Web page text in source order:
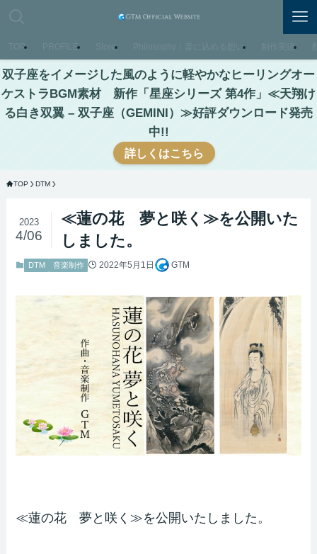
TOP PROFILE Store Philosophy｜音に込める想い 制作実績
双子座をイメージした風のように軽やかなヒーリングオー
ケストラBGM素材 新作「星座シリーズ 第4作」≪天翔け
る白き双翼 – 双子座（GEMINI）≫好評ダウンロード発売
中!!
詳しくはこちら
TOP DTM
≪蓮の花 夢と咲く≫を公開いた
しました。
2023
4/06
DTM 音楽制作 2022年5月1日 GTM
≪蓮の花 夢と咲く≫を公開いたしました。